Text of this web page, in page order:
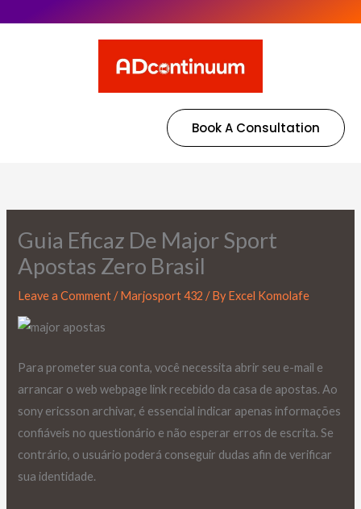
Book A Consultation
Guia Eficaz De Major Sport
Apostas Zero Brasil
Leave a Comment /Marjosport 432 / ByExcel Komolafe
Para prometer sua conta, você necessita abrir seu e-mail e
arrancar o web webpage link recebido da casa de apostas. Ao
sony ericsson archivar, é essencial indicar apenas informações
confiáveis no questionário e não esperar erros de escrita. Se
contrário, o usuário poderá conseguir dudas afin de verificar
sua identidade.